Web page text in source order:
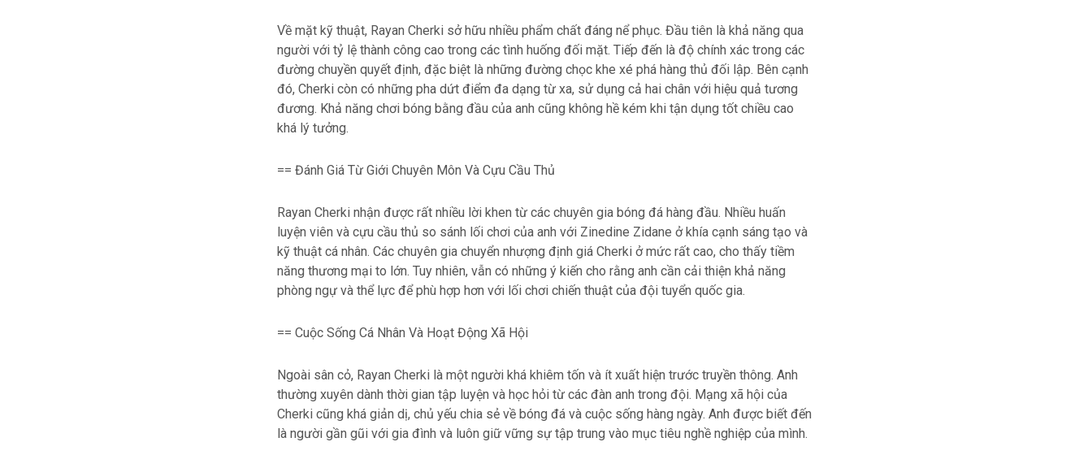
Về mặt kỹ thuật, Rayan Cherki sở hữu nhiều phẩm chất đáng nể phục. Đầu tiên là khả năng qua
người với tỷ lệ thành công cao trong các tình huống đối mặt. Tiếp đến là độ chính xác trong các
đường chuyền quyết định, đặc biệt là những đường chọc khe xé phá hàng thủ đối lập. Bên cạnh
đó, Cherki còn có những pha dứt điểm đa dạng từ xa, sử dụng cả hai chân với hiệu quả tương
đương. Khả năng chơi bóng bằng đầu của anh cũng không hề kém khi tận dụng tốt chiều cao
khá lý tưởng.
== Đánh Giá Từ Giới Chuyên Môn Và Cựu Cầu Thủ
Rayan Cherki nhận được rất nhiều lời khen từ các chuyên gia bóng đá hàng đầu. Nhiều huấn
luyện viên và cựu cầu thủ so sánh lối chơi của anh với Zinedine Zidane ở khía cạnh sáng tạo và
kỹ thuật cá nhân. Các chuyên gia chuyển nhượng định giá Cherki ở mức rất cao, cho thấy tiềm
năng thương mại to lớn. Tuy nhiên, vẫn có những ý kiến cho rằng anh cần cải thiện khả năng
phòng ngự và thể lực để phù hợp hơn với lối chơi chiến thuật của đội tuyển quốc gia.
== Cuộc Sống Cá Nhân Và Hoạt Động Xã Hội
Ngoài sân cỏ, Rayan Cherki là một người khá khiêm tốn và ít xuất hiện trước truyền thông. Anh
thường xuyên dành thời gian tập luyện và học hỏi từ các đàn anh trong đội. Mạng xã hội của
Cherki cũng khá giản dị, chủ yếu chia sẻ về bóng đá và cuộc sống hàng ngày. Anh được biết đến
là người gần gũi với gia đình và luôn giữ vững sự tập trung vào mục tiêu nghề nghiệp của mình.